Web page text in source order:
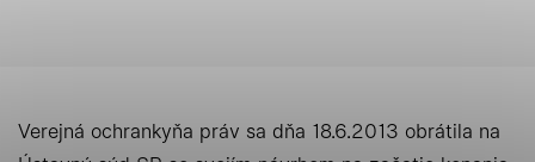
Verejná ochrankyňa práv sa dňa 18.6.2013 obrátila na
typy súborov cookie potrebujeme Vaše povolenie.